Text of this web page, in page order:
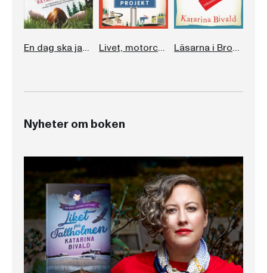
En dag ska jag lämna allt det här Livet, motorcyklar och andra omöjliga projekt Läsarna i Broken Wheel rekommenderar
Nyheter om boken